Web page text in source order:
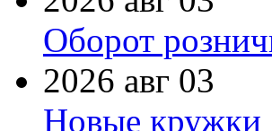
Оборот
2026 авг 03
Новые кружки